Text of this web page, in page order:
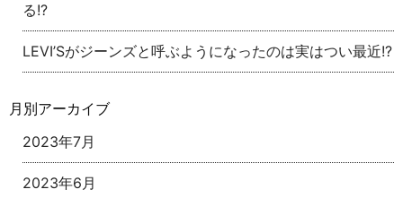
る!?
LEVI’Sがジーンズと呼ぶようになったのは実はつい最近!?
月別アーカイブ
2023年7月
2023年6月